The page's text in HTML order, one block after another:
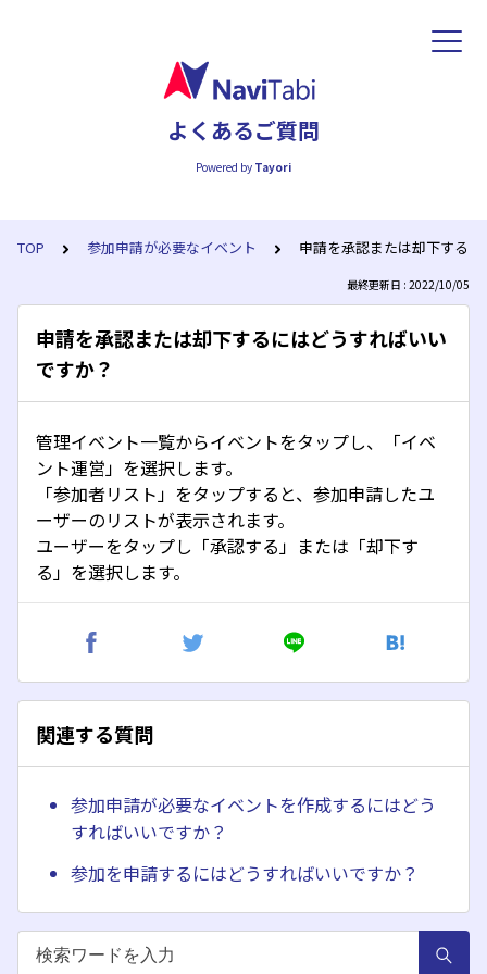
よくあるご質問
Powered by Tayori
TOP 参加申請が必要なイベント 申請を承認または却下する
最終更新日 : 2022/10/05
申請を承認または却下するにはどうすればいい
ですか？
管理イベント一覧からイベントをタップし、「イベ
ント運営」を選択します。
「参加者リスト」をタップすると、参加申請したユ
ーザーのリストが表示されます。
ユーザーをタップし「承認する」または「却下す
る」を選択します。
関連する質問
参加申請が必要なイベントを作成するにはどう
すればいいですか？
参加を申請するにはどうすればいいですか？